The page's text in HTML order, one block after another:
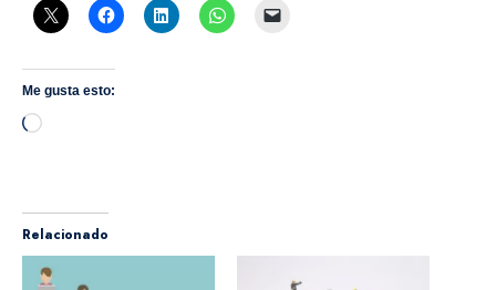
Me gusta esto:
Cargando...
Relacionado